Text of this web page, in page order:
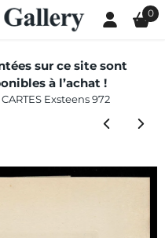
fermées. 0
sur ce site sont
à l’achat !
Exsteens 972